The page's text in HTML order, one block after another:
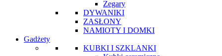
Zegary
DYWANIKI
ZASŁONY
NAMIOTY I DOMKI
Gadżety
KUBKI I SZKLANKI